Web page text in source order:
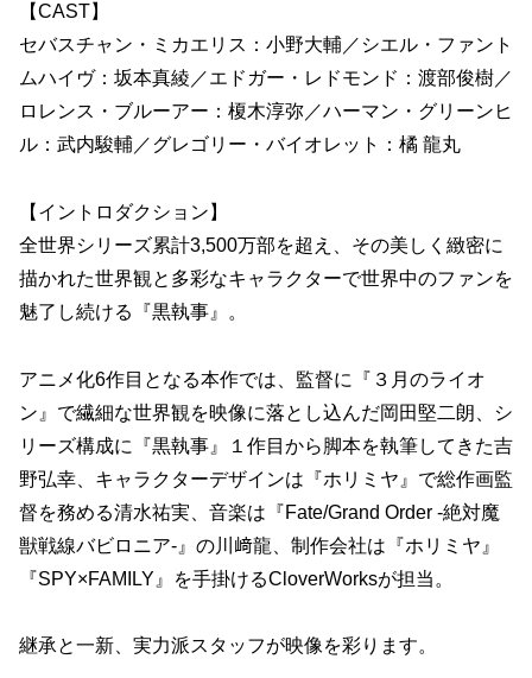
【CAST】
セバスチャン・ミカエリス：小野大輔／シエル・ファント
ムハイヴ：坂本真綾／エドガー・レドモンド：渡部俊樹／
ロレンス・ブルーアー：榎木淳弥／ハーマン・グリーンヒ
ル：武内駿輔／グレゴリー・バイオレット：橘 龍丸
【イントロダクション】
全世界シリーズ累計3,500万部を超え、その美しく緻密に
描かれた世界観と多彩なキャラクターで世界中のファンを
魅了し続ける『黒執事』。
アニメ化6作目となる本作では、監督に『３月のライオ
ン』で繊細な世界観を映像に落とし込んだ岡田堅二朗、シ
リーズ構成に『黒執事』１作目から脚本を執筆してきた吉
野弘幸、キャラクターデザインは『ホリミヤ』で総作画監
督を務める清水祐実、音楽は『Fate/Grand Order -絶対魔
獣戦線バビロニア-』の川﨑龍、制作会社は『ホリミヤ』
『SPY×FAMILY』を手掛けるCloverWorksが担当。
継承と一新、実力派スタッフが映像を彩ります。